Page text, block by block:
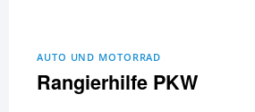
AUTO UND MOTORRAD
Rangierhilfe PKW